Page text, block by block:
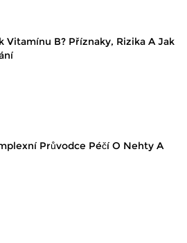
Vitamínu B? Příznaky, Rizika A Jak
Průvodce Péčí O Nehty A